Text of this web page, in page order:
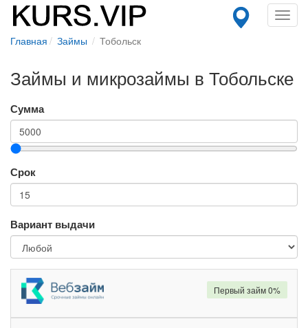
Главная Займы Тобольск
Займы и микрозаймы в Тобольске
Сумма
Срок
Вариант выдачи
Первый займ 0%